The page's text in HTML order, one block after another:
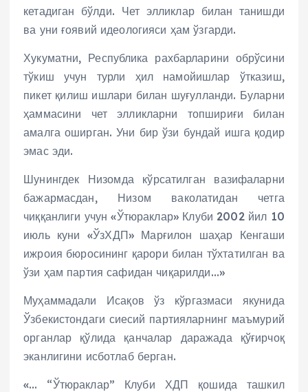
кетадиган бўлди. Чет элликлар билан танишди
ва уни ғоявий идеологияси ҳам ўзгарди.
Хукуматни, Республика рахбарларини обрўсини
тўкиш учун турли ҳил намойишлар ўтказиш,
пикет қилиш ишлари билан шуғулланди. Буларни
ҳаммасини чет элликларни топшириғи билан
амалга оширган. Уни бир ўзи бундай ишга қодир
эмас эди.
Шунингдек Низомда кўрсатилган вазифаларни
бажармасдан, Низом ваколатидан четга
чиққанлиги учун «Ўтюраклар» Клуби 2002 йил 10
июль куни «ЎзХДП» Марғилон шаҳар Кенгаши
ижроия бюросининг қарори билан тўхтатилган ва
ўзи ҳам партия сафидан чиқарилди…»
Муҳаммадали Исақов ўз кўргазмаси якунида
Ўзбекистондаги сиесий партияларнинг маъмурий
органлар қўлида қанчалар даражада қўғирчоқ
эканлигини исботлаб берган.
«… “Ўтюраклар” Клуби ХДП қошида ташкил